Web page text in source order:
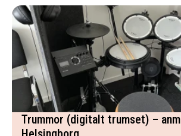
Trummor (digitalt trumset) –